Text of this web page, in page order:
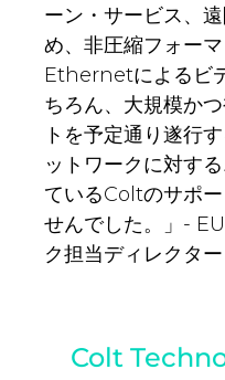
ーン・サービス、
め、非圧縮フォー
Ethernetによるビ
ちろん、大規模か
トを予定通り遂行
ットワークに対す
ているColtのサポ
せんでした。」-
ク担当ディレク
Colt